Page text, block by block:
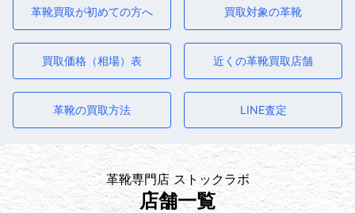
革靴買取が初めての方へ 買取対象の革靴
買取価格（相場）表 近くの革靴買取店舗
革靴の買取方法 LINE査定
革靴専門店 ストックラボ
店舗一覧